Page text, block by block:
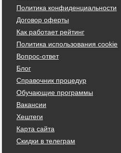
Политика конфиденциальности
Договор оферты
Как работает рейтинг
Политика использования cookie
Вопрос-ответ
Блог
Справочник процедур
Обучающие программы
Вакансии
Хештеги
Карта сайта
Скидки в телеграм